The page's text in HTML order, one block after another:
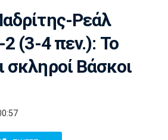
ΣΠΟΡ
PLUS
ΑΕΚ ΠΑΟΚ
Ατρόμητος
Ρεάλ
2 (3-4 πεν.): Το
σκληροί Βάσκοι